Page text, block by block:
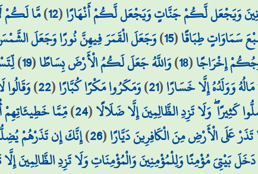
وَيَجْعَل لَّكُمْ جَنَّاتٍ وَيَجْعَل لَّكُمْ أَنْهَارًا(
12
)مَّا لَكُمْ
سَمَاوَاتٍ طِبَاقًا(
15
)وَجَعَلَ الْقَمَرَ فِيهِنَّ نُورًا وَجَعَلَ
إِخْرَاجًا(
18
)وَاللَّهُ جَعَلَ لَكُمُ الْأَرْضَ بِسَاطًا(
19
)
وَوَلَدُهُ إِلَّا خَسَارًا(
21
)وَمَكَرُوا مَكْرًا كُبَّارًا(
22
)
كَثِيرًا ۖ وَلَا تَزِدِ الظَّالِمِينَ إِلَّا ضَلَالًا(
24
)مِّمَّا خَطِيئَاتِهِمْ
عَلَى الْأَرْضِ مِنَ الْكَافِرِينَ دَيَّارًا(
26
)إِنَّكَ إِن تَذَرْهُمْ
بَيْتِيَ مُؤْمِنًا وَلِلْمُؤْمِنِينَ وَالْمُؤْمِنَاتِ وَلَا تَزِدِ الظَّالِمِينَ إِلَّا